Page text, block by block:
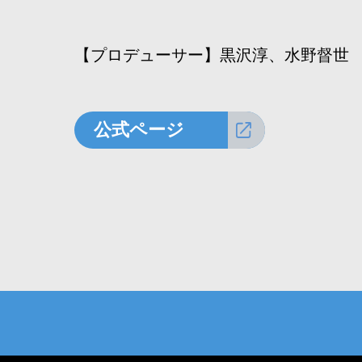
【プロデューサー】黒沢淳、水野督世
公式ページ